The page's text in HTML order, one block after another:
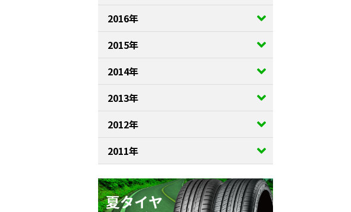
2016年
2015年
2014年
2013年
2012年
2011年